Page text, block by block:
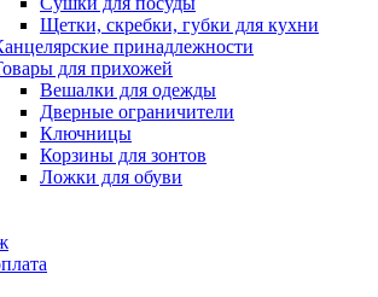
Щетки, скребки, губки для кухни
принадлежности
для прихожей
Вешалки для одежды
Дверные ограничители
Ключницы
Корзины для зонтов
Ложки для обуви